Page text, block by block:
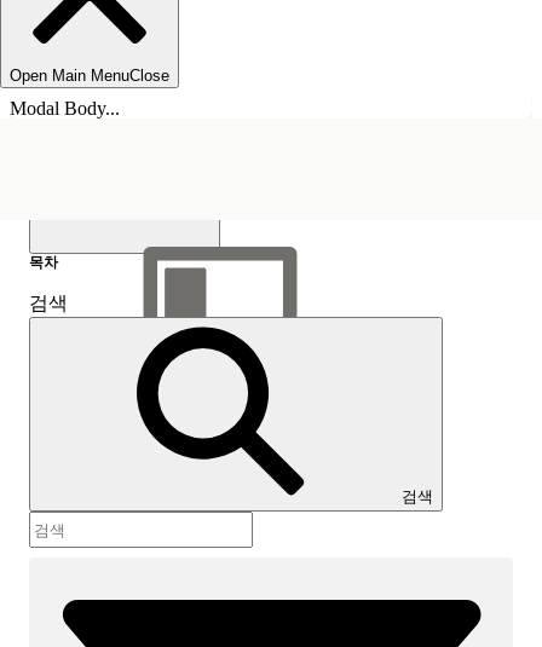
Open Main MenuClose
Modal Body...
목차 표시
목차
검색
검색